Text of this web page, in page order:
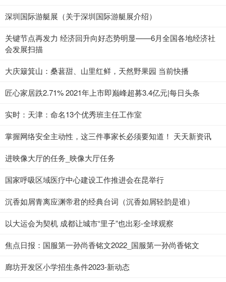
深圳国际游艇展（关于深圳国际游艇展介绍）
关键节点再发力 经济回升向好态势明显——6月全国各地经济社
会发展扫描
大庆簸箕山：桑葚甜、山里红鲜，天然野果园 当前快播
匠心家居跌2.71% 2021年上市即巅峰超募3.4亿元|每日头条
实时：天津：命名13个优秀班主任工作室
掌握网络安全主动性，这三件事家长必须要知道！ 天天新资讯
进映像大厅的任务_映像大厅任务
国家呼吸区域医疗中心建设工作推进会在昆举行
沉香如屑青离应渊帝君的经典台词（沉香如屑轻韵是谁）
以大运会为契机 成都让城市“里子”也出彩-全球观察
焦点日报：国服第一孙尚香铭文2022_国服第一孙尚香铭文
廊坊开发区小学招生条件2023-新动态